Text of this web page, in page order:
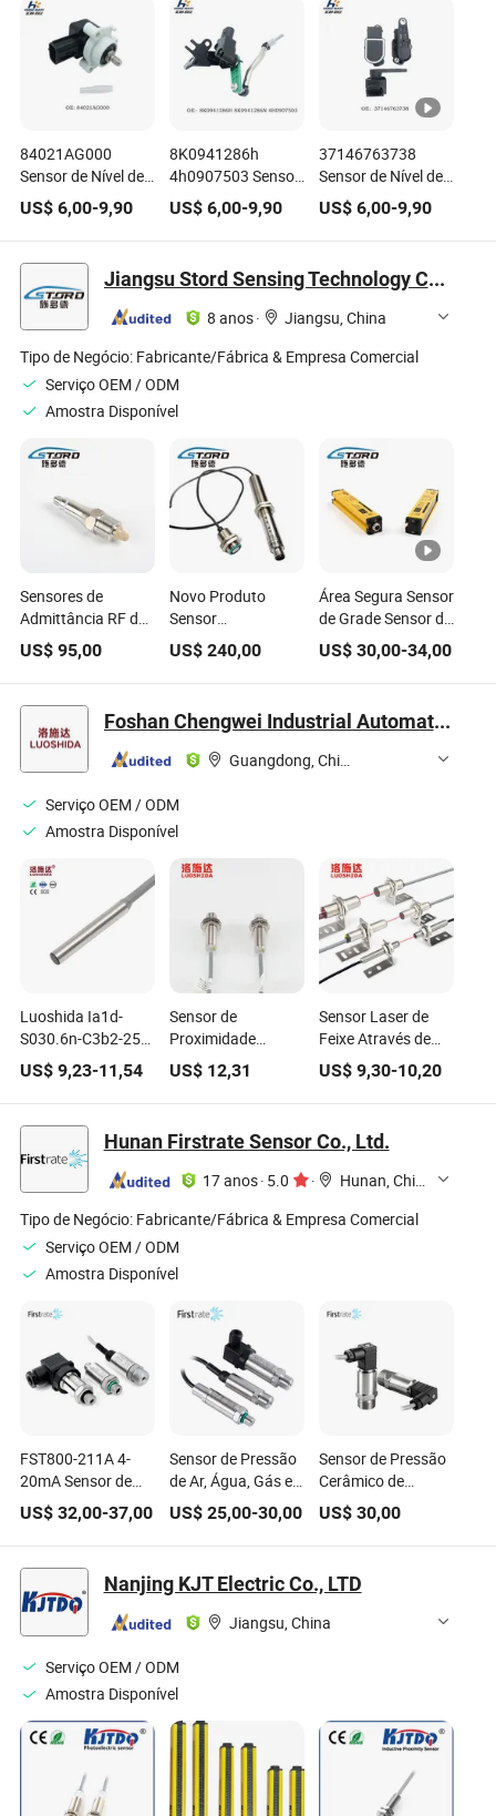
84021AG000
Sensor de Nível de
Altura para Audi
A6c8/A7/Q5
US$6,00-9,90
8K0941286h
4h0907503 Sensor
de Nível de Líquido
do Farol Sensor de
Altura de Peças de
US$ 6,00-9,90
37146763738
Sensor de Nível de
Altura Traseiro
Esquerdo Direito
Sensor de Nível de
US$ 6,00-9,90
Jiangsu Stord Sensing Technology Co., Ltd.
8 anos·
Jiangsu, China
Tipo de Negócio: Fabricante/Fábrica & Empresa Comercial
Serviço OEM / ODM
Amostra Disponível
Sensores de
Admittância RF de
Alta Qualidade
Sensor de Nível
Interruptor de Nível
Sensor de Nível de
Água Sspb-G10
US$95,00
Novo Produto
Sensor
Ultrassônico
Separado Sensor
de Distância
Ust300GM50.000
0822
US$ 240,00
Área Segura Sensor
de Grade Sensor de
Cortina de Luz
GM40-4j Saída de
Relé
US$ 30,00-34,00
Foshan Chengwei Industrial Automation Co., Ltd.
Guangdong, China
Serviço OEM / ODM
Amostra Disponível
Luoshida Ia1d-
S030.6n-C3b2-25
Pequeno
Montagem de
Parafuso Cilíndrico
Rosqueado 3mm
Diâmetro 0.6mm
Sensor Indutivo
Proximidade NPN
Nc
US$9,23-11,54
Sensor de
Proximidade
Indutivo Sem
Blindagem
Luoshida 0.4-4mm
4-20mA Corrente
Analógica M12
Interruptor
US$ 12,31
Sensor Laser de
Feixe Através de
Alta Precisão
M8/M12/M18
Detecção
US$ 9,30-10,20
Hunan Firstrate Sensor Co., Ltd.
17 anos· 5.0 ·
Hunan, China
Tipo de Negócio: Fabricante/Fábrica & Empresa Comercial
Serviço OEM / ODM
Amostra Disponível
FST800-211A 4-
20mA Sensor de
Pressão Hidráulico
Analógico Barato
para Combustível
de Ar Óleo Água em
condições de
trabalho severas
US$32,00-37,00
Sensor de Pressão
de Ar, Água, Gás e
Óleo de Silício
Barato 4-20mA
Transdutor de
Transmissor de
Pressão
US$ 25,00-30,00
Sensor de Pressão
Cerâmico de
Primeira Classe
FST800-211B
Transmissor de
Medição de
US$ 30,00
Nanjing KJT Electric Co., LTD
Jiangsu, China
Serviço OEM / ODM
Amostra Disponível